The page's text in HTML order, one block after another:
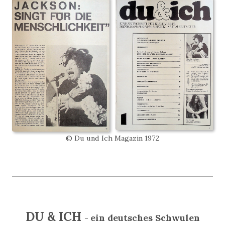
© Du und Ich Magazin 1972
DU & ICH - ein deutsches Schwulen